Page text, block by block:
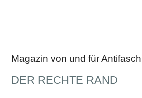
Magazin
Abonnement
Magazin von und für
DER RECHTE RAND